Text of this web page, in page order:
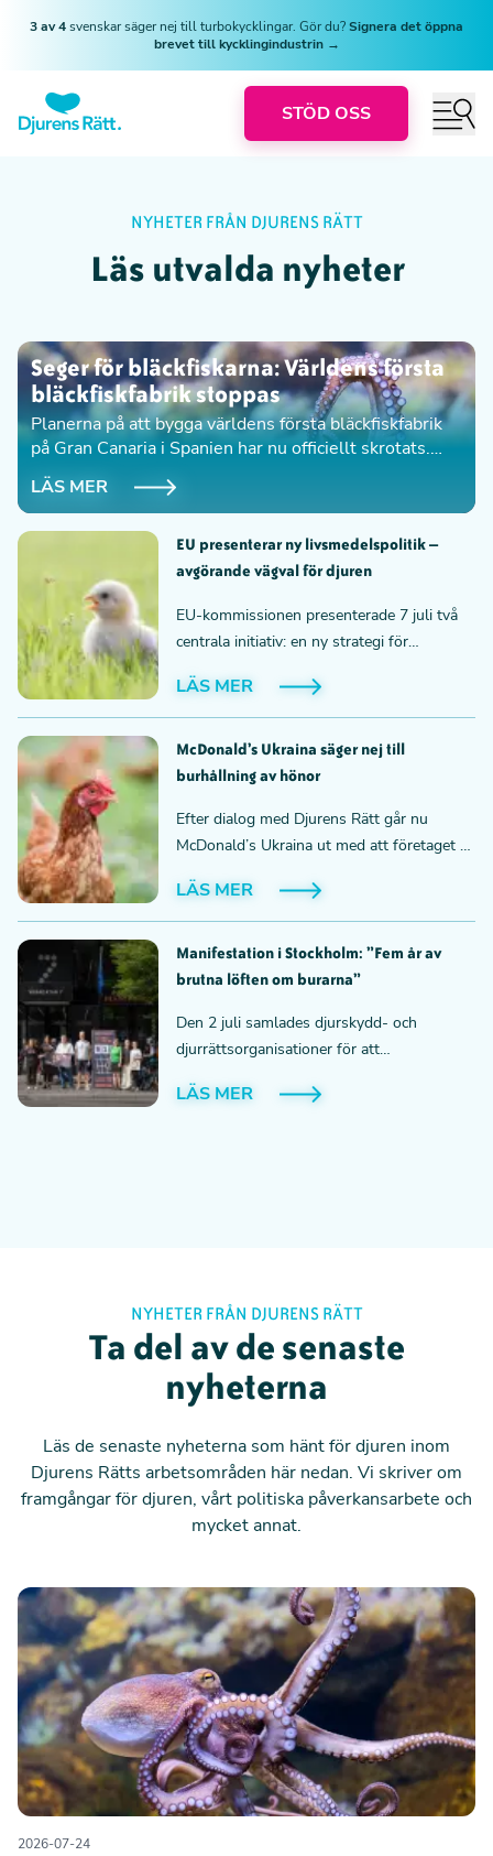
3 av 4svenskar säger nej till turbokycklingar. Gör du?Signera det öppna
brevet till kycklingindustrin →
STÖD OSS
NYHETER FRÅN DJURENS RÄTT
Läs utvalda nyheter
Seger för bläckfiskarna: Världens första
bläckfiskfabrik stoppas
Planerna på att bygga världens första bläckfiskfabrik
på Gran Canaria i Spanien har nu officiellt skrotats.
Detta efter påtryckningar från Djurens Rätt,
tillsammans med forskare, experter och andra
djurskyddsorganisationer. Beskedet är en milstolpe
för bläckfiskarnas rättigheter och innebär att upp till
en miljon bläckfiskar om året slipper födas upp och
dödas i industriell produktion.
LÄS MER
EU presenterar ny livsmedelspolitik –
avgörande vägval för djuren
EU-kommissionen presenterade 7 juli två
centrala initiativ: en ny strategi för
och en handlingsplan för protein (“protein
action plan”). Tillsammans sätter de
riktningen för framtidens livsmedelssystem
i Europa – med stora konsekvenser för djur,
LÄS MER
McDonald’s Ukraina säger nej till
burhållning av hönor
Efter dialog med Djurens Rätt går nu
McDonald’s Ukraina ut med att företaget är
120 restauranger i landet och är en viktig
milstolpe för hönorna i Ukraina, där
omkring 98 procent av de äggläggande
hönorna fortfarande tvingas leva i burar.
LÄS MER
Manifestation i Stockholm: ”Fem år av
brutna löften om burarna”
Den 2 juli samlades djurskydd- och
djurrättsorganisationer för att
EU-kommissionen lovade att fasa ut burar i
LÄS MER
NYHETER FRÅN DJURENS RÄTT
Ta del av de senaste
nyheterna
Läs de senaste nyheterna som hänt för djuren inom
Djurens Rätts arbetsområden här nedan. Vi skriver om
framgångar för djuren, vårt politiska påverkansarbete och
mycket annat.
2026-07-24